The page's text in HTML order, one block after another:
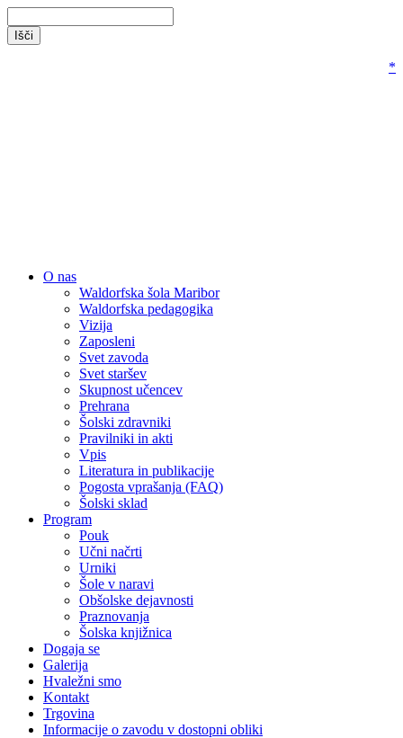
*
O nas
Waldorfska šola Maribor
Waldorfska pedagogika
Vizija
Zaposleni
Svet zavoda
Svet staršev
Skupnost učencev
Prehrana
Šolski zdravniki
Pravilniki in akti
Vpis
Literatura in publikacije
Pogosta vprašanja (FAQ)
Šolski sklad
Program
Pouk
Učni načrti
Urniki
Šole v naravi
Obšolske dejavnosti
Praznovanja
Šolska knjižnica
Dogaja se
Galerija
Hvaležni smo
Kontakt
Trgovina
Informacije o zavodu v dostopni obliki